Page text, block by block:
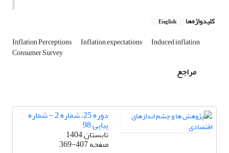
کلیدواژه‌ها English
Inflation Perceptions Inflation expectations Induced inflation
Consumer Survey
مراجع
دوره 25، شماره 2 - شماره
پیاپی 98
تابستان 1404
صفحه369-407